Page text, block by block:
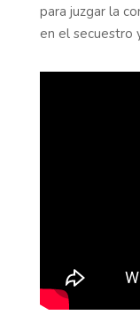
para juzgar la
en el secuestro